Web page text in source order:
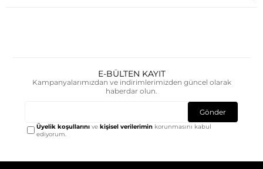
E-BÜLTEN KAYIT
Kampanyalarımızdan ve indirimlerimizden güncel olarak
haberdar olun.
Gönder
Üyelik koşullarını vekişisel verilerimin korunmasını kabul
ediyorum.